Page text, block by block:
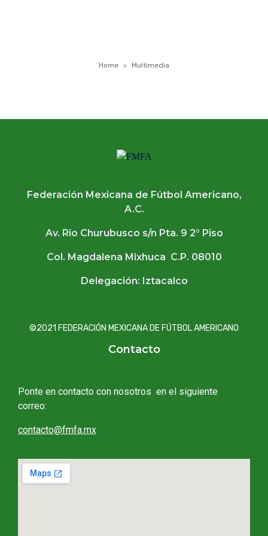
Home Multimedia
Federación Mexicana de Fútbol Americano,
A.C.
Av. Rio Churubusco s/n Pta. 9 2° Piso
Col. Magdalena Mixhuca C.P. 08010
Delegación: Iztacalco
©2021 FEDERACIÓN MEXICANA DE FÚTBOL AMERICANO
Contacto
Ponte en contacto con nosotros en el siguiente
correo:
contacto@fmfa.mx